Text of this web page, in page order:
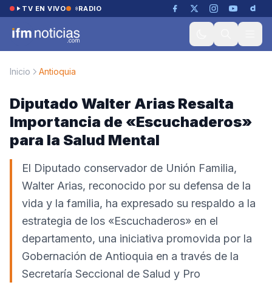
Saltar al contenido
TV EN VIVO RADIO
Inicio Antioquia
Diputado Walter Arias Resalta
Importancia de «Escuchaderos»
para la Salud Mental
El Diputado conservador de Unión Familia,
Walter Arias, reconocido por su defensa de la
vida y la familia, ha expresado su respaldo a la
estrategia de los «Escuchaderos» en el
departamento, una iniciativa promovida por la
Gobernación de Antioquia en a través de la
Secretaría Seccional de Salud y Pro